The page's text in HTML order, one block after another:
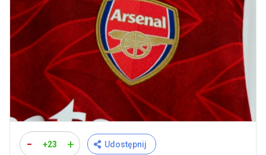
- +23 + Udostępnij